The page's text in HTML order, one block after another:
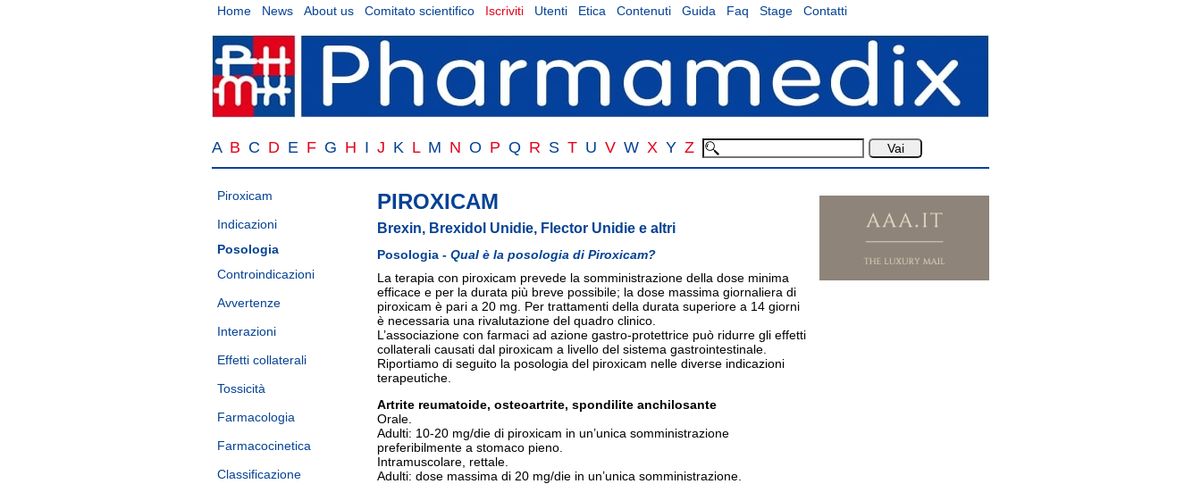
Home News About us Comitato scientifico Iscriviti Utenti Etica Contenuti Guida Faq Stage Contatti
A B C D E F G H I J K L M N O P Q R S T U V W X Y Z
Piroxicam
Indicazioni
Posologia
Controindicazioni
Avvertenze
Interazioni
Effetti collaterali
Tossicità
Farmacologia
Farmacocinetica
Classificazione
PIROXICAM
Brexin, Brexidol Unidie, Flector Unidie e altri
Posologia - Qual è la posologia di Piroxicam?
La terapia con piroxicam prevede la somministrazione della dose minima
efficace e per la durata più breve possibile; la dose massima giornaliera di
piroxicam è pari a 20 mg. Per trattamenti della durata superiore a 14 giorni
è necessaria una rivalutazione del quadro clinico.
L’associazione con farmaci ad azione gastro-protettrice può ridurre gli effetti
collaterali causati dal piroxicam a livello del sistema gastrointestinale.
Riportiamo di seguito la posologia del piroxicam nelle diverse indicazioni
terapeutiche.
Artrite reumatoide, osteoartrite, spondilite anchilosante
Orale.
Adulti: 10-20 mg/die di piroxicam in un’unica somministrazione
preferibilmente a stomaco pieno.
Intramuscolare, rettale.
Adulti: dose massima di 20 mg/die in un’unica somministrazione.